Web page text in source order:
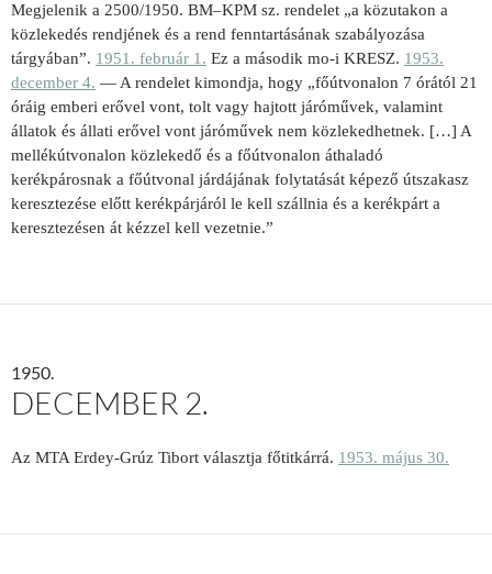
Megjelenik a 2500/1950. BM–KPM sz. rendelet „a közutakon a
közlekedés rendjének és a rend fenntartásának szabályozása
tárgyában”. 1951. február 1. Ez a második mo-i KRESZ. 1953.
december 4. — A rendelet kimondja, hogy „főútvonalon 7 órától 21
óráig emberi erővel vont, tolt vagy hajtott járóművek, valamint
állatok és állati erővel vont járóművek nem közlekedhetnek. […] A
mellékútvonalon közlekedő és a főútvonalon áthaladó
kerékpárosnak a főútvonal járdájának folytatását képező útszakasz
keresztezése előtt kerékpárjáról le kell szállnia és a kerékpárt a
keresztezésen át kézzel kell vezetnie.”
1950.
DECEMBER 2.
Az MTA Erdey-Grúz Tibort választja főtitkárrá. 1953. május 30.